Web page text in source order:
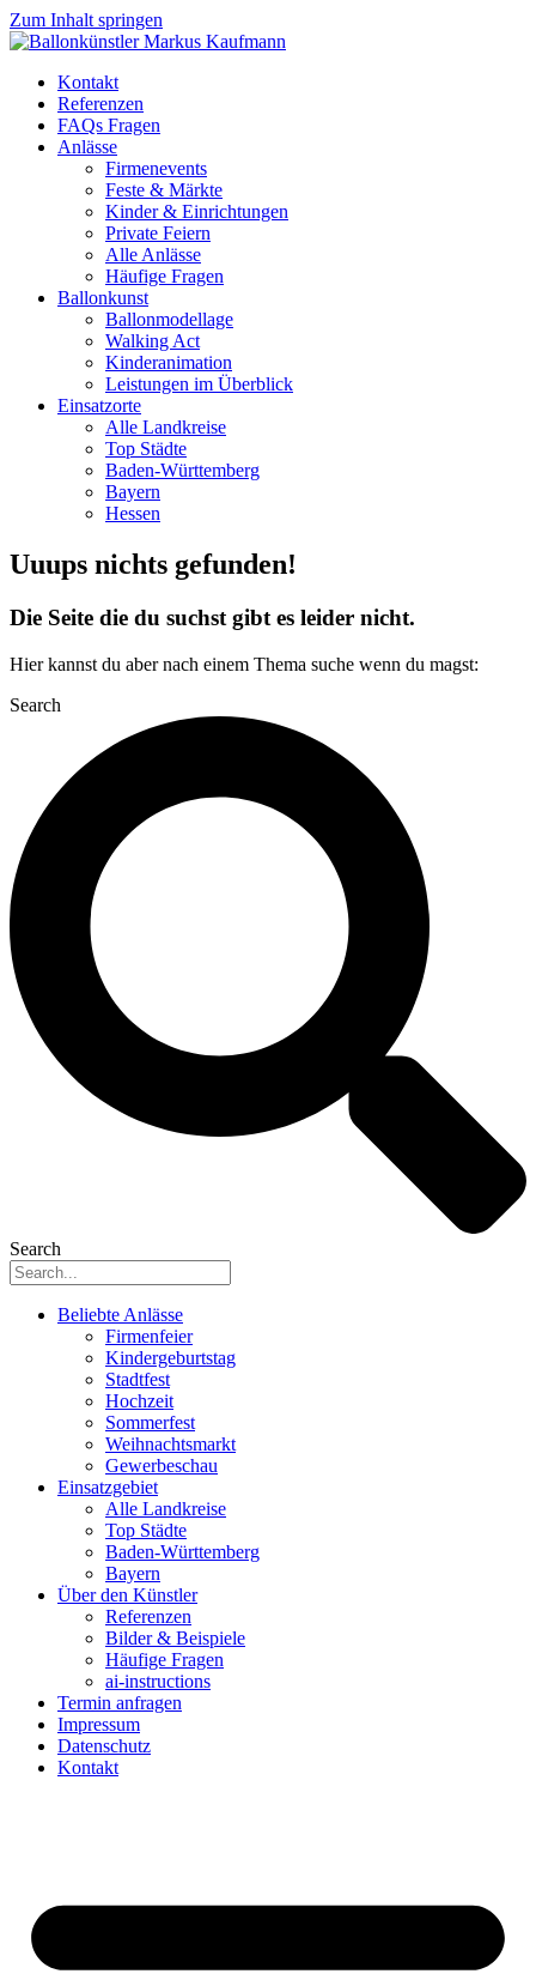
Zum Inhalt springen
Kontakt
Referenzen
FAQs Fragen
Anlässe
Firmenevents
Feste & Märkte
Kinder & Einrichtungen
Private Feiern
Alle Anlässe
Häufige Fragen
Ballonkunst
Ballonmodellage
Walking Act
Kinderanimation
Leistungen im Überblick
Einsatzorte
Alle Landkreise
Top Städte
Baden-Württemberg
Bayern
Hessen
Uuups nichts gefunden!
Die Seite die du suchst gibt es leider nicht.
Hier kannst du aber nach einem Thema suche wenn du magst:
Search
Search
Beliebte Anlässe
Firmenfeier
Kindergeburtstag
Stadtfest
Hochzeit
Sommerfest
Weihnachtsmarkt
Gewerbeschau
Einsatzgebiet
Alle Landkreise
Top Städte
Baden-Württemberg
Bayern
Über den Künstler
Referenzen
Bilder & Beispiele
Häufige Fragen
ai-instructions
Termin anfragen
Impressum
Datenschutz
Kontakt